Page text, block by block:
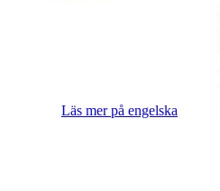
Läs mer på engelska